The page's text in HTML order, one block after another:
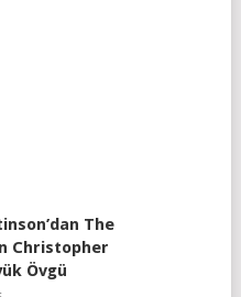
The
Christopher
Övgü